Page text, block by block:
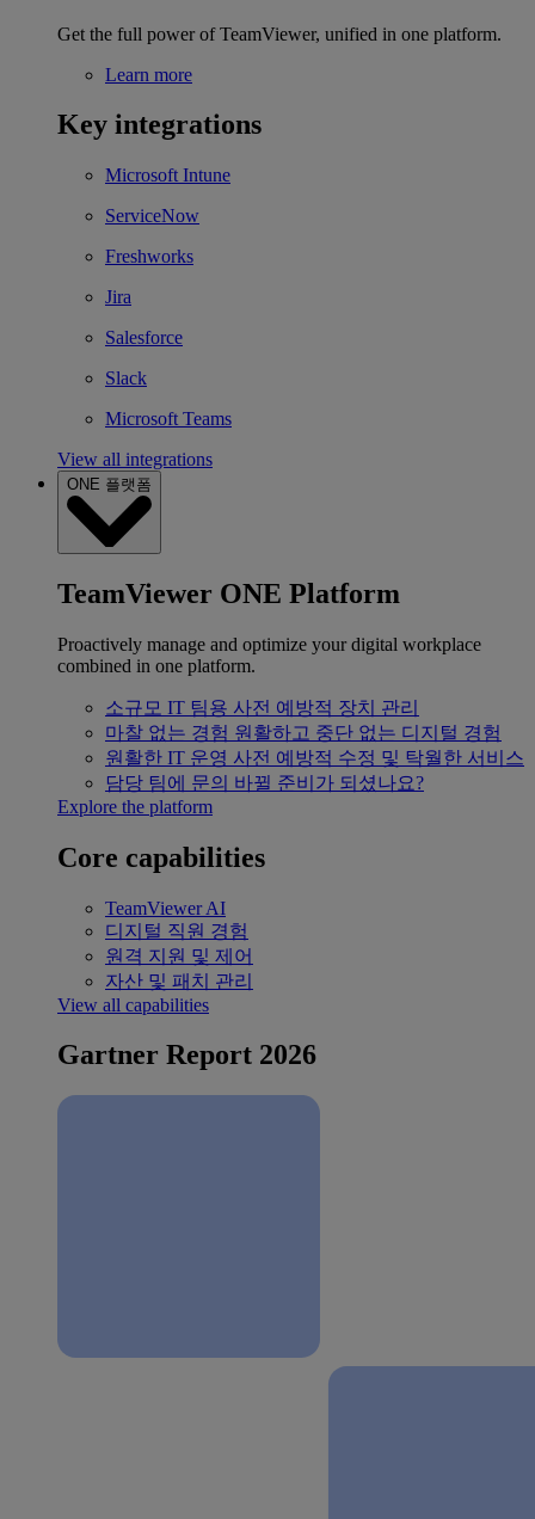
Get the full power of TeamViewer, unified in one platform.
Learn more
Key integrations
Microsoft Intune
ServiceNow
Freshworks
Jira
Salesforce
Slack
Microsoft Teams
View all integrations
ONE 플랫폼
TeamViewer ONE Platform
Proactively manage and optimize your digital workplace
combined in one platform.
소규모 IT 팀용 사전 예방적 장치 관리
마찰 없는 경험 원활하고 중단 없는 디지털 경험
원활한 IT 운영 사전 예방적 수정 및 탁월한 서비스
담당 팀에 문의 바뀔 준비가 되셨나요?
Explore the platform
Core capabilities
TeamViewer AI
디지털 직원 경험
원격 지원 및 제어
자산 및 패치 관리
View all capabilities
Gartner Report 2026